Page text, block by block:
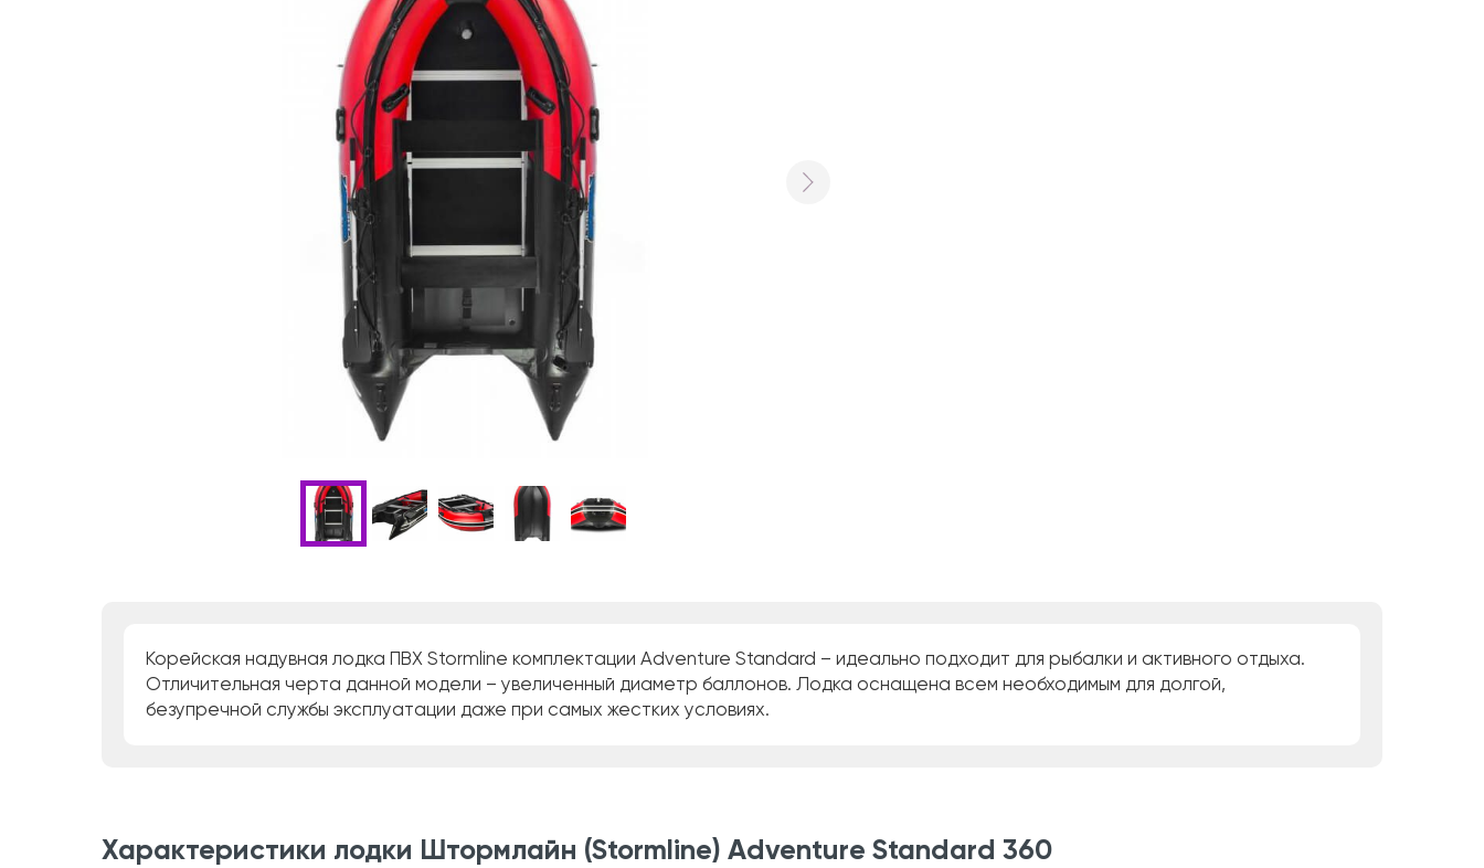
Корейская надувная лодка ПВХ Stormline комплектации Adventure Standard – идеально подходит для рыбалки и активного отдыха.
Отличительная черта данной модели – увеличенный диаметр баллонов. Лодка оснащена всем необходимым для долгой,
безупречной службы эксплуатации даже при самых жестких условиях.
Характеристики лодки Штормлайн (Stormline) Adventure Standard 360